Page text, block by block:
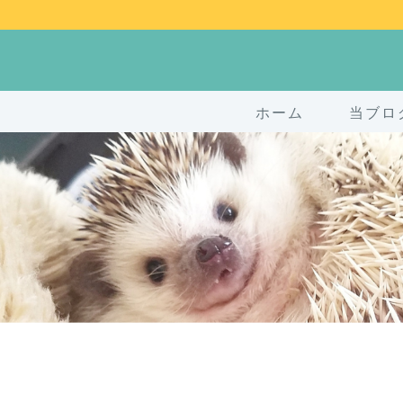
ホーム 当ブロ